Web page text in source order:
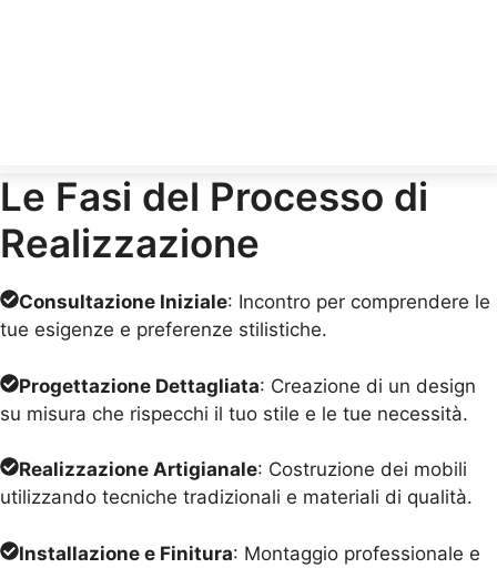
Le Fasi del Processo di
Realizzazione
Consultazione Iniziale: Incontro per comprendere le
tue esigenze e preferenze stilistiche.
Progettazione Dettagliata: Creazione di un design
su misura che rispecchi il tuo stile e le tue necessità.
Realizzazione Artigianale: Costruzione dei mobili
utilizzando tecniche tradizionali e materiali di qualità.
Installazione e Finitura: Montaggio professionale e